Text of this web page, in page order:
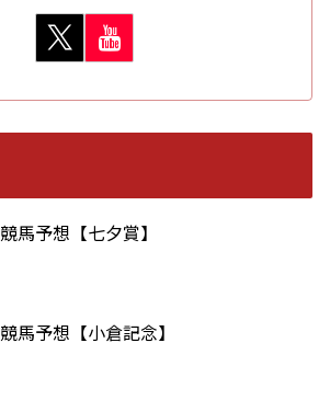
競馬予想【七夕賞】
競馬予想【小倉記念】